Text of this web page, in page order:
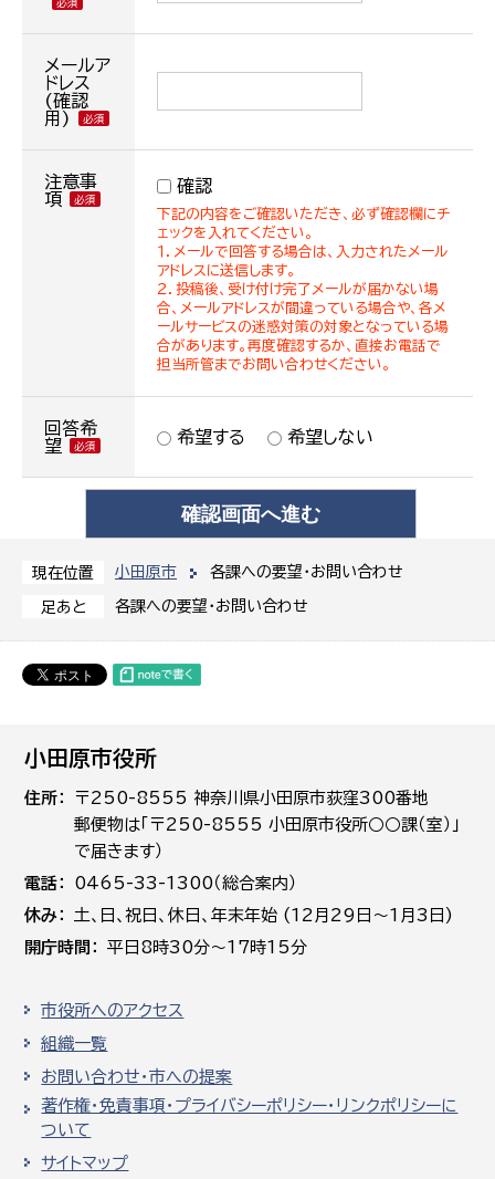
現在位置 小田原市 各課への要望・お問い合わせ
足あと 各課への要望・お問い合わせ
メールア
ドレス
(確認
用)
注意事
項
確認
下記の内容をご確認いただき、必ず確認欄にチ
ェックを入れてください。
１．メールで回答する場合は、入力されたメール
アドレスに送信します。
２．投稿後、受け付け完了メールが届かない場
合、メールアドレスが間違っている場合や、各メ
ールサービスの迷惑対策の対象となっている場
合があります。再度確認するか、直接お電話で
担当所管までお問い合わせください。
回答希
望
希望する 希望しない
小田原市役所
住所
〒250-8555 神奈川県小田原市荻窪300番地
郵便物は「〒250-8555 小田原市役所○○課（室）」
で届きます）
電話
0465-33-1300（総合案内）
休み
土､日､祝日、休日、年末年始 (12月29日～1月3日)
開庁時間
平日8時30分～17時15分
市役所へのアクセス
組織一覧
お問い合わせ・市への提案
著作権・免責事項・プライバシーポリシー・リンクポリシーに
ついて
サイトマップ